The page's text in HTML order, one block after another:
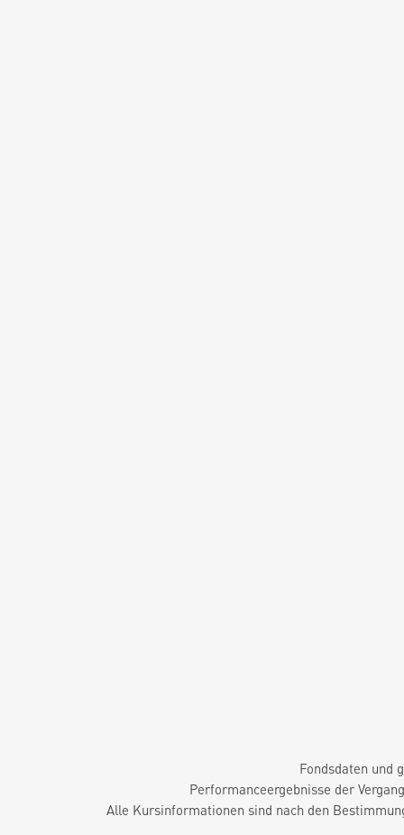
Fondsdaten und
Performanceergebnisse der
Alle Kursinformationen sind nach den